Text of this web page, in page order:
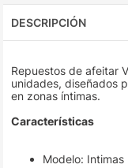
DESCRIPCIÓN
Repuestos de afeitar
unidades, diseñados
en zonas íntimas.
Características
Modelo: Intimas